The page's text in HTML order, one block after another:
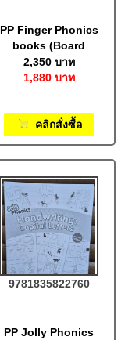
PP Finger Phonics
books (Board
book), set of 1-7:
In Print Letters
2,350 บาท
1,880 บาท
คลิกสั่งซื้อ
9781835822760
PP Jolly Phonics